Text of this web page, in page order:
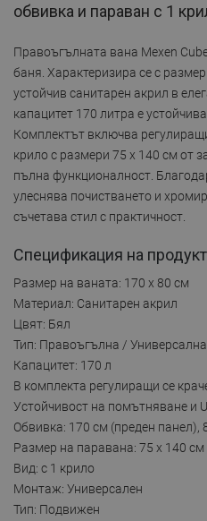
обвивка и параван с 1
Правоъгълната вана Mexen
баня. Характеризира се с
устойчив санитарен акрил в
капацитет 170 литра е
Комплектът включва
крило с размери 75 x 140 см от
пълна функционалност.
улеснява почистването и
съчетава стил с практичност.
Спецификация на
Размер на ваната: 170 x 80 см
Материал: Санитарен акрил
Цвят: Бял
Тип: Правоъгълна / Универсална
Капацитет: 170 л
В комплекта регулиращи се
Устойчивост на помътняване и
Обвивка: 170 см (преден панел),
Размер на паравана: 75 x 140 см
Вид: с 1 крило
Монтаж: Универсален
Тип: Подвижен